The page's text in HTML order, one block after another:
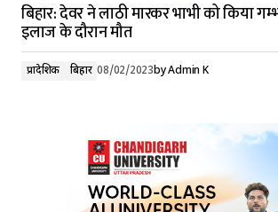
बिहार: देवर ने लाठी मारकर भाभी को किया
इलाज के दौरान मौत
प्रादेशिक बिहार 08/02/2023byAdmin K